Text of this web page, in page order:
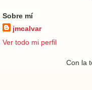
Sobre mí
jmcalvar
Ver todo mi perfil
Con la